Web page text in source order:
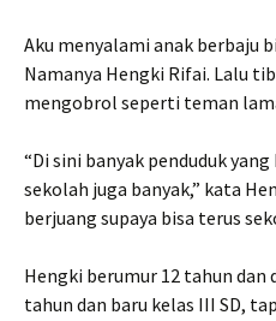
Aku menyalami anak berbaju
Namanya Hengki Rifai. Lalu
mengobrol seperti teman
“Di sini banyak penduduk yang
sekolah juga banyak,” kata
berjuang supaya bisa terus
Hengki berumur 12 tahun dan
tahun dan baru kelas III SD,